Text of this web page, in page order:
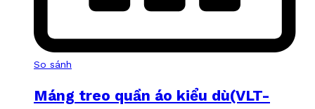
So sánh
Máng treo quần áo kiểu dù(VLT-